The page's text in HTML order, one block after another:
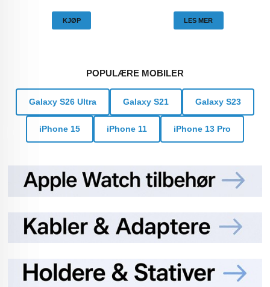
KJØP LES MER
POPULÆRE MOBILER
Galaxy S26 Ultra Galaxy S21 Galaxy S23
iPhone 15 iPhone 11 iPhone 13 Pro